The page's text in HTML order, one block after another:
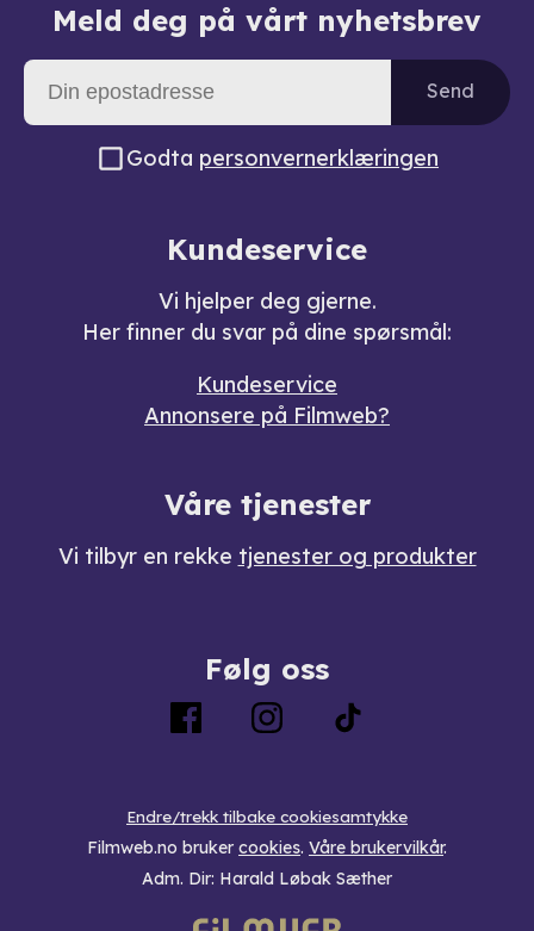
Meld deg på vårt nyhetsbrev
Send
Godta personvernerklæringen
Kundeservice
Vi hjelper deg gjerne.
Her finner du svar på dine spørsmål:
Kundeservice
Annonsere på Filmweb?
Våre tjenester
Vi tilbyr en rekke tjenester og produkter
Følg oss
Endre/trekk tilbake cookiesamtykke
Filmweb.no bruker cookies. Våre brukervilkår.
Adm. Dir: Harald Løbak Sæther